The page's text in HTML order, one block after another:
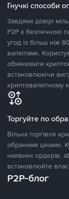
Гнучкі способи
Завдяки довірі
P2P є безпечною
угод із більш ніж
валютами.
обмінювати
встановлюючи
криптовалютному
Торгуйте по
Вільна торгівля
обраними цінами.
наявних ордерів,
встановлюйте
P2P-блог